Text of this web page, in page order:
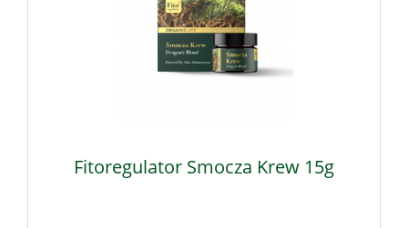
Fitoregulator Smocza Krew 15g